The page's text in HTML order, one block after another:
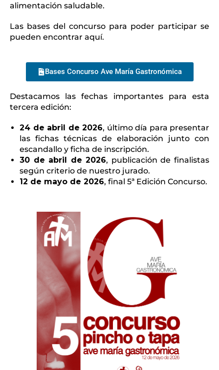
alimentación saludable.
Las bases del concurso para poder participar se
pueden encontrar aquí.
Bases Concurso Ave María Gastronómica
Destacamos las fechas importantes para esta
tercera edición:
24 de abril de 2026, último día para presentar
las fichas técnicas de elaboración junto con
escandallo y ficha de inscripción.
30 de abril de 2026, publicación de finalistas
según criterio de nuestro jurado.
12 de mayo de 2026, final 5ª Edición Concurso.